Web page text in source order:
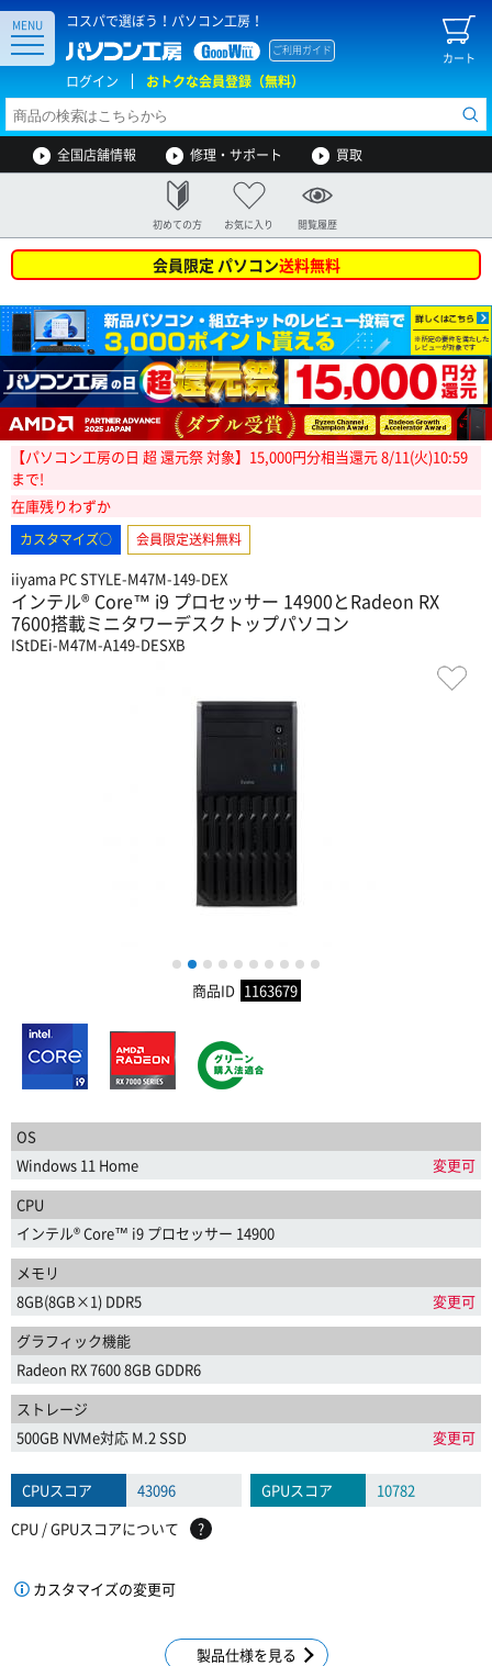
コスパで選ぼう！パソコン工房！
カート
ご利用ガイド
ログイン おトクな会員登録（無料）
MENU
全国店舗情報 修理・サポート 買取
初めての方 お気に入り 閲覧履歴
会員限定 パソコン送料無料
【パソコン工房の日 超 還元祭 対象】15,000円分相当還元 8/11(火)10:59
まで!
在庫残りわずか
カスタマイズ○ 会員限定送料無料
iiyama PC STYLE-M47M-149-DEX
インテル® Core™ i9 プロセッサー 14900とRadeon RX
7600搭載ミニタワーデスクトップパソコン
IStDEi-M47M-A149-DESXB
1 2 3 4 5 6 7 8 9
商品ID 1163679
OS
Windows 11 Home
変更可
CPU
インテル® Core™ i9 プロセッサー 14900
メモリ
8GB(8GB×1) DDR5
変更可
グラフィック機能
Radeon RX 7600 8GB GDDR6
ストレージ
500GB NVMe対応 M.2 SSD
変更可
CPUスコア 43096 GPUスコア
10782
CPU / GPUスコアについて
?
カスタマイズの変更可
製品仕様を見る